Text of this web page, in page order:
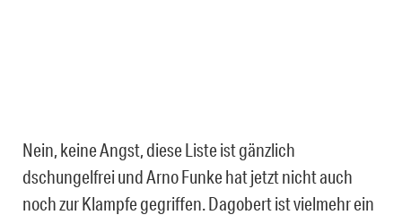
Nein, keine Angst, diese Liste ist gänzlich
dschungelfrei und Arno Funke hat jetzt nicht auch
noch zur Klampfe gegriffen. Dagobert ist vielmehr ein